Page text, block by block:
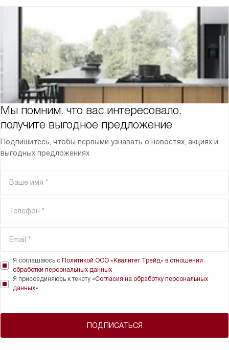
Мы помним, что вас интересовало,
получите выгодное предложение
Подпишитесь, чтобы первыми узнавать о новостях, акциях и
выгодных предложениях
ПОДПИСАТЬСЯ
Я соглашаюсь с Политикой ООО «Квалитет Трейд» в отношении
обработки персональных данных
Я присоединяюсь к тексту «Согласия на обработку персональных
данных»